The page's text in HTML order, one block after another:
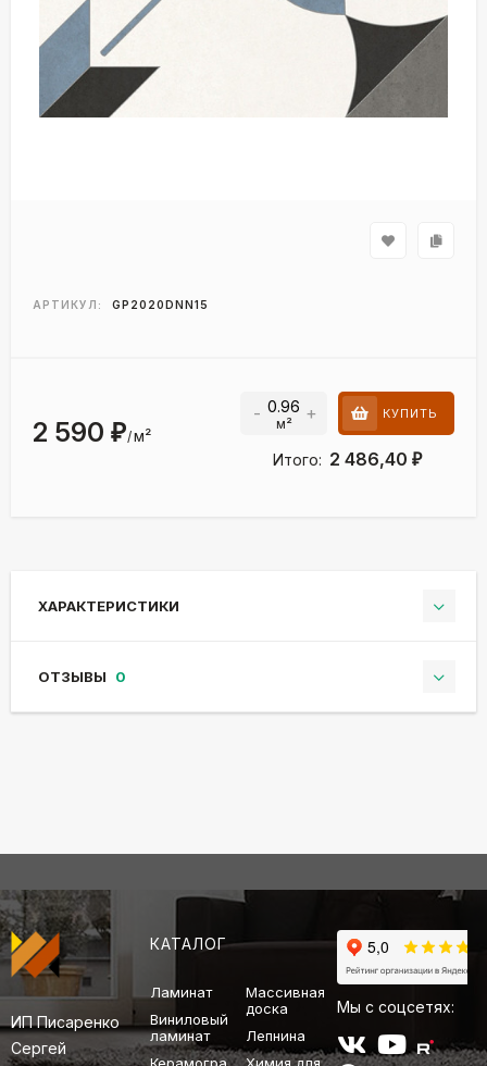
АРТИКУЛ: GP2020DNN15
2 590 ₽/м²
- м² + КУПИТЬ
Итого: 2 486,40 ₽
ХАРАКТЕРИСТИКИ
ОТЗЫВЫ 0
ИП Писаренко
Сергей
КАТАЛОГ
Ламинат
Виниловый
ламинат
Массивная
доска
Лепнина
Мы с соцсетях: